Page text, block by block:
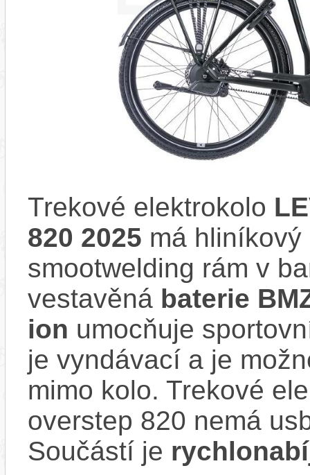
Trekové elektrokolo
820 2025 má
smootwelding rám v
vestavěná baterie
ion umocňuje
je vyndávací a je
mimo kolo. Trekové
overstep 820 nemá
Součástí je